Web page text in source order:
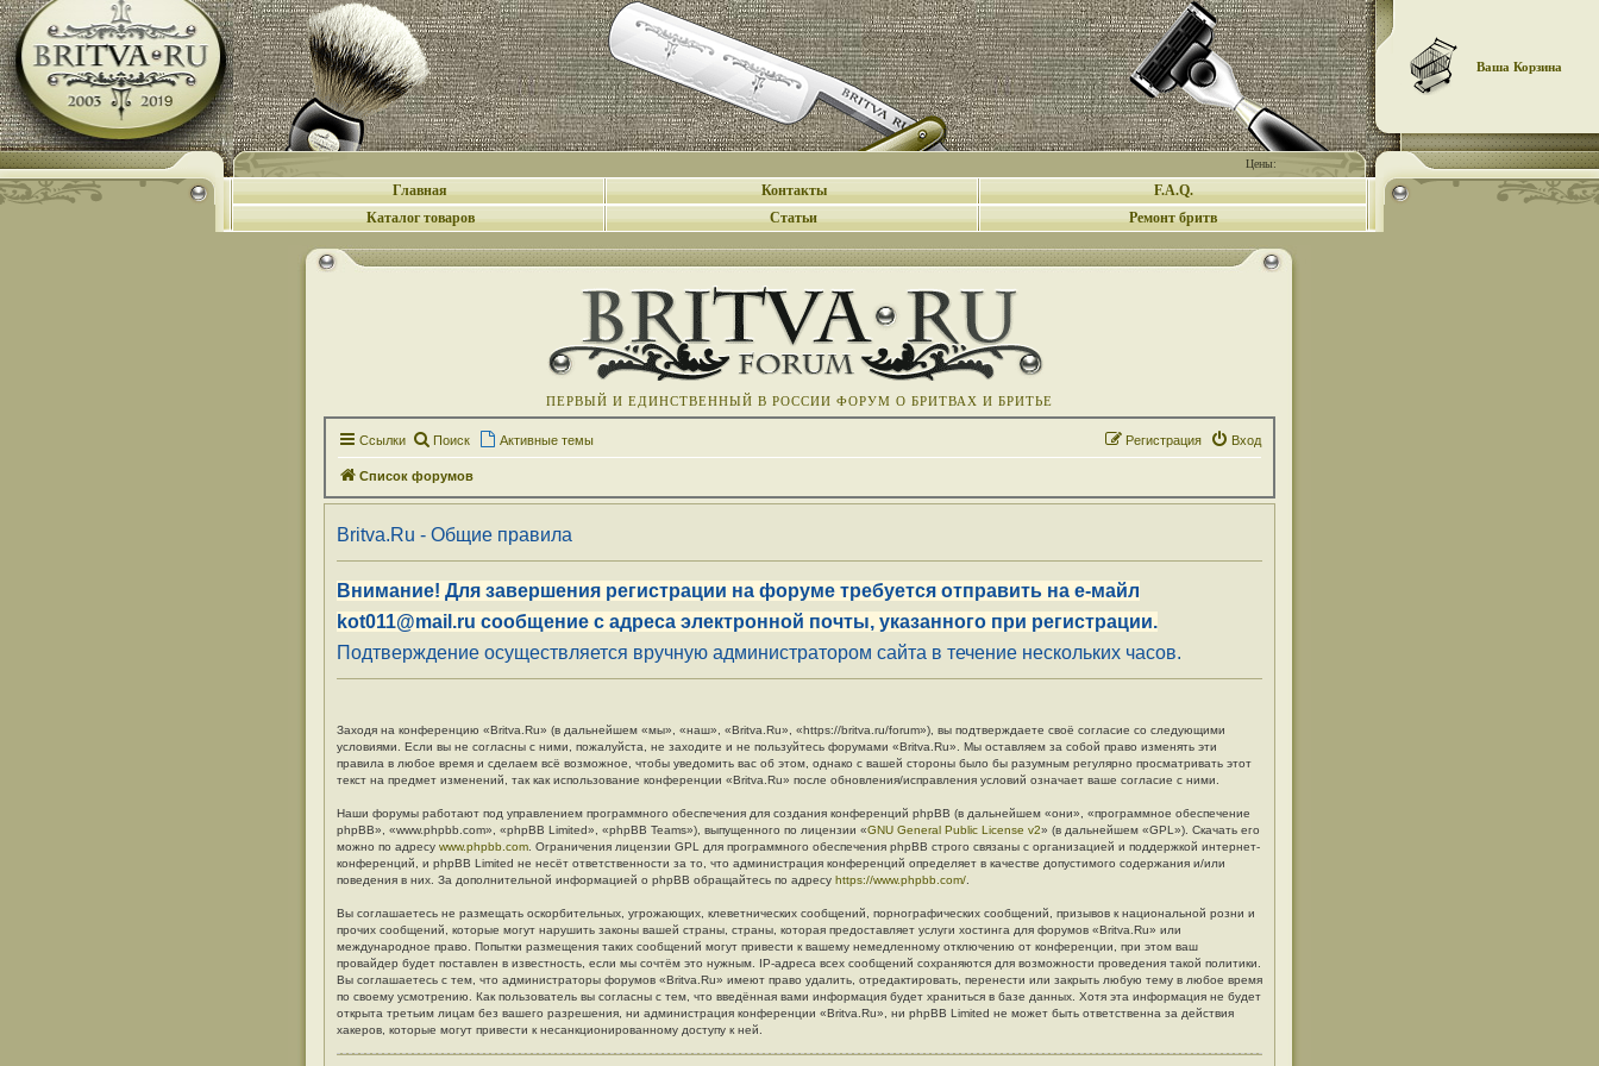
Цены:
Ваша Корзина
Главная Контакты
F.A.Q.
Каталог товаров
Статьи Ремонт бритв
ПЕРВЫЙ И ЕДИНСТВЕННЫЙ В РОССИИ ФОРУМ О БРИТВАХ И БРИТЬЕ
Ссылки Поиск Активные темы Вход
Регистрация
Список форумов
Britva.Ru - Общие правила
Внимание! Для завершения регистрации на форуме требуется отправить на е-майл
kot011@mail.ru сообщение с адреса электронной почты, указанного при регистрации.
Подтверждение осуществляется вручную администратором сайта в течение нескольких часов.
Заходя на конференцию «Britva.Ru» (в дальнейшем «мы», «наш», «Britva.Ru», «https://britva.ru/forum»), вы подтверждаете своё согласие со следующими
условиями. Если вы не согласны с ними, пожалуйста, не заходите и не пользуйтесь форумами «Britva.Ru». Мы оставляем за собой право изменять эти
правила в любое время и сделаем всё возможное, чтобы уведомить вас об этом, однако с вашей стороны было бы разумным регулярно просматривать этот
текст на предмет изменений, так как использование конференции «Britva.Ru» после обновления/исправления условий означает ваше согласие с ними.
Наши форумы работают под управлением программного обеспечения для создания конференций phpBB (в дальнейшем «они», «программное обеспечение
phpBB», «www.phpbb.com», «phpBB Limited», «phpBB Teams»), выпущенного по лицензии «GNU General Public License v2» (в дальнейшем «GPL»). Скачать его
можно по адресу www.phpbb.com . Ограничения лицензии GPL для программного обеспечения phpBB строго связаны с организацией и поддержкой интернет-
конференций, и phpBB Limited не несёт ответственности за то, что администрация конференций определяет в качестве допустимого содержания и/или
поведения в них. За дополнительной информацией о phpBB обращайтесь по адресу https://www.phpbb.com/
Вы соглашаетесь не размещать оскорбительных, угрожающих, клеветнических сообщений, порнографических сообщений, призывов к национальной розни и
прочих сообщений, которые могут нарушить законы вашей страны, страны, которая предоставляет услуги хостинга для форумов «Britva.Ru» или
международное право. Попытки размещения таких сообщений могут привести к вашему немедленному отключению от конференции, при этом ваш
провайдер будет поставлен в известность, если мы сочтём это нужным. IP-адреса всех сообщений сохраняются для возможности проведения такой политики.
Вы соглашаетесь с тем, что администраторы форумов «Britva.Ru» имеют право удалить, отредактировать, перенести или закрыть любую тему в любое время
по своему усмотрению. Как пользователь вы согласны с тем, что введённая вами информация будет храниться в базе данных. Хотя эта информация не будет
открыта третьим лицам без вашего разрешения, ни администрация конференции «Britva.Ru», ни phpBB Limited не может быть ответственна за действия
хакеров, которые могут привести к несанкционированному доступу к ней.